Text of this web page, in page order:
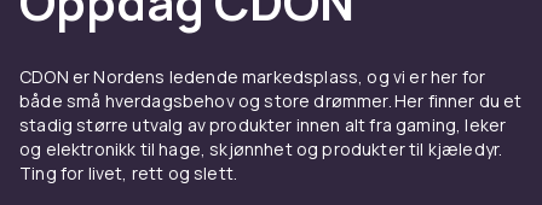
holdbarhet
En vanntett mascara er et naturlig valg for
lange sommerdager, lange arrangementer,
treningsøkter eller dager der du vet at øynene
kan bli tårevåte. Vanntett mascara danner et
fuktresistent lag rundt vippene som holder
CDON er Nordens ledende markedsplass, og vi er her for
både små hverdagsbehov og store drømmer. Her finner du et
stadig større utvalg av produkter innen alt fra gaming, leker
og elektronikk til hage, skjønnhet og produkter til kjæledyr.
Ting for livet, rett og slett.